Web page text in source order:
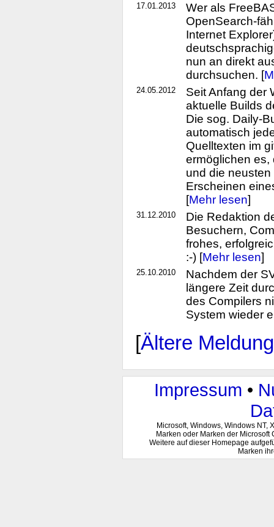
17.01.2013
Wer als
OpenSearch-
Internet
nun an direkt
durchsuchen. [
24.05.2012
Seit Anfang der
aktuelle Builds
Die sog. Daily-
automatisch
Quelltexten im
ermöglichen es,
und die
Erscheinen
[Mehr lesen]
31.12.2010
Die Redaktion
Besuchern,
frohes,
:-) [Mehr lesen]
25.10.2010
Nachdem der
längere Zeit
des Compilers
System wieder
[Ältere
Impressum •
Microsoft, Windows, Windows NT,
Marken oder Marken der
Weitere auf dieser Homepage
Marken